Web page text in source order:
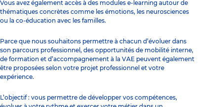
Vous avez également accès à des modules e-learning autour de
thématiques concrètes comme les émotions, les neurosciences
ou la co-éducation avec les familles.
Parce que nous souhaitons permettre à chacun d’évoluer dans
son parcours professionnel, des opportunités de mobilité interne,
de formation et d’accompagnement à la VAE peuvent également
être proposées selon votre projet professionnel et votre
expérience.
L’objectif : vous permettre de développer vos compétences,